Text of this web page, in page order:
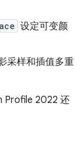
设定可变颜
采样和插值多重
Profile 2022 还